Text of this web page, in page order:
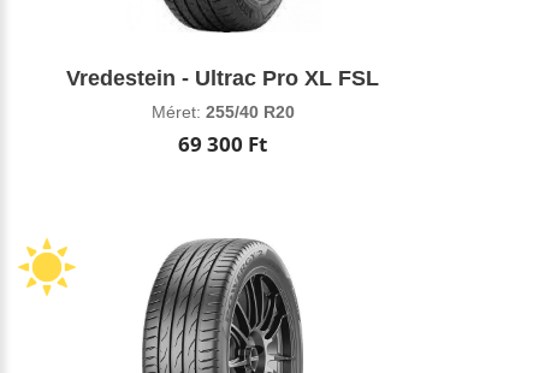
Vredestein - Ultrac Pro XL FSL
Méret: 255/40 R20
69 300 Ft